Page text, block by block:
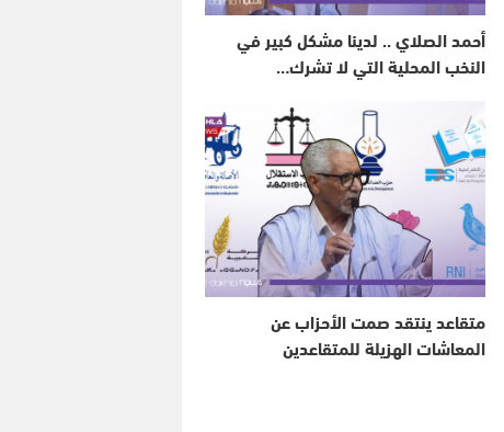
أحمد الصلاي .. لدينا مشكل كبير في
النخب المحلية التي لا تشرك…
متقاعد ينتقد صمت الأحزاب عن
المعاشات الهزيلة للمتقاعدين